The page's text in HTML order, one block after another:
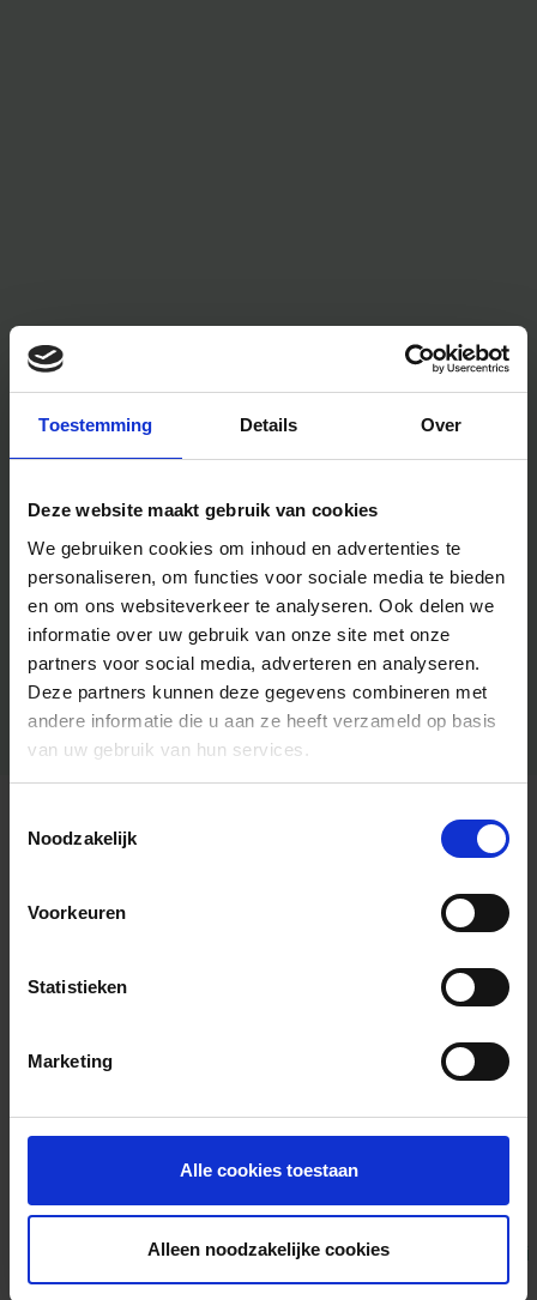
Toestemming Details Over
Deze website maakt gebruik van cookies
We gebruiken cookies om inhoud en advertenties te
personaliseren, om functies voor sociale media te bieden
en om ons websiteverkeer te analyseren. Ook delen we
informatie over uw gebruik van onze site met onze
partners voor social media, adverteren en analyseren.
Deze partners kunnen deze gegevens combineren met
andere informatie die u aan ze heeft verzameld op basis
van uw gebruik van hun services.
Noodzakelijk
Voorkeuren
Statistieken
Marketing
Alle cookies toestaan
Alleen noodzakelijke cookies
Algemene informatie
Foto’s ({{photos.length}})
Eigen foto’s